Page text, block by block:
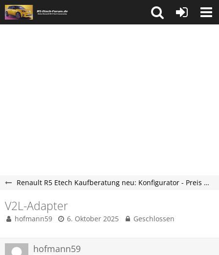
Renault R5 Etech Kaufberatung neu: Konfigurator - Preis - Lieferzeit - R5 Etech Forum
V2L-Adapter
hofmann59 6. Oktober 2025 Geschlossen
hofmann59